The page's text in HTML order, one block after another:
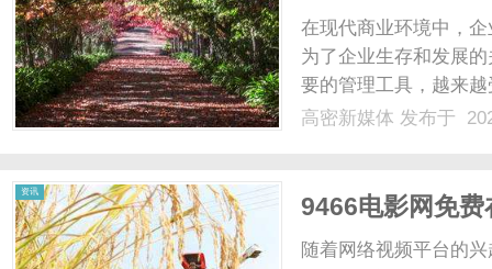
在现代商业环境中，
为了企业生存和发展
要的管理工具，越来
存、销售和采购的高
高密新媒体 发布于
资讯
9466电影网免
随着网络视频平台的